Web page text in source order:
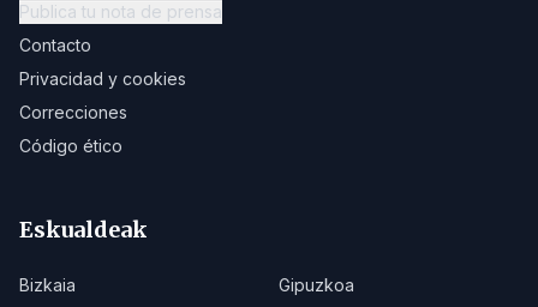
Publica tu nota de prensa
Contacto
Privacidad y cookies
Correcciones
Código ético
Eskualdeak
Bizkaia
Gipuzkoa